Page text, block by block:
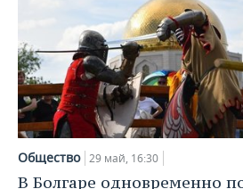
Общество 29 май, 16:30
В Болгаре одновременно